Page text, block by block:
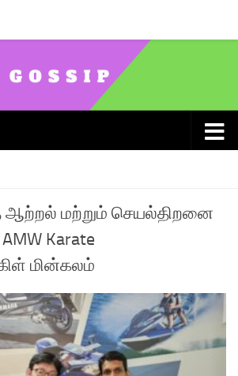
ஆற்றல் மற்றும் செயல்திறனை
Karate
மின்கலம்